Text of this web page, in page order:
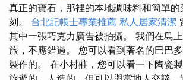
真正的寶石，那裡的本地調味料和簡單
刻。 台北記帳士專業推薦 私人居家清潔
其中一張巧克力廣告被拍攝。 我們在島
旅，不應錯過。 您可以看到著名的巴巴
製作的。 在小村莊，您可以看一下陶瓷